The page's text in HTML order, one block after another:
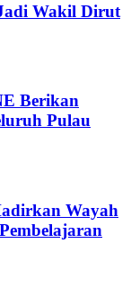
Wakil Dirut
Berikan
Pulau
Wayah